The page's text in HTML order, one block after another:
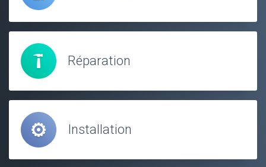
Réparation
Installation